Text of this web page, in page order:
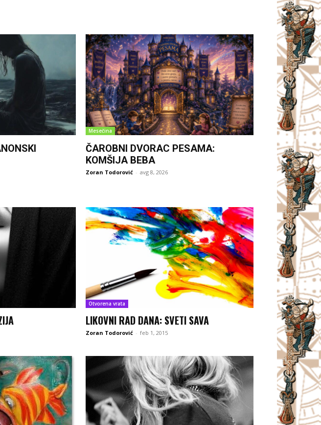
Mesečina
ČAROBNI DVORAC PESAMA:
KOMŠIJA BEBA
Zoran Todorović - avg 8, 2026
Otvorena vrata
LIKOVNI RAD DANA: SVETI SAVA
Zoran Todorović - feb 1, 2015